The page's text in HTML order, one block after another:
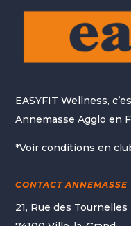
EASYFIT Wellness,
Annemasse Agglo en
*Voir conditions en
CONTACT ANNEMASSE
21, Rue des Tournelles